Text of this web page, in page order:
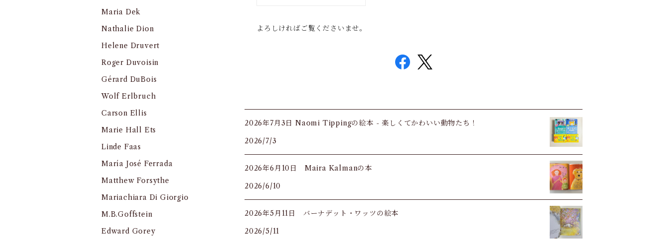
よろしければご覧くださいませ。
2026年7月3日 Naomi Tippingの絵本 - 楽しくてかわいい動物たち！
2026/7/3
2026年6月10日 Maira Kalmanの本
2026/6/10
2026年5月11日 バーナデット・ワッツの絵本
2026/5/11
Maria Dek
Nathalie Dion
Helene Druvert
Roger Duvoisin
Gérard DuBois
Wolf Erlbruch
Carson Ellis
Marie Hall Ets
Linde Faas
María José Ferrada
Matthew Forsythe
Mariachiara Di Giorgio
M.B.Goffstein
Edward Gorey